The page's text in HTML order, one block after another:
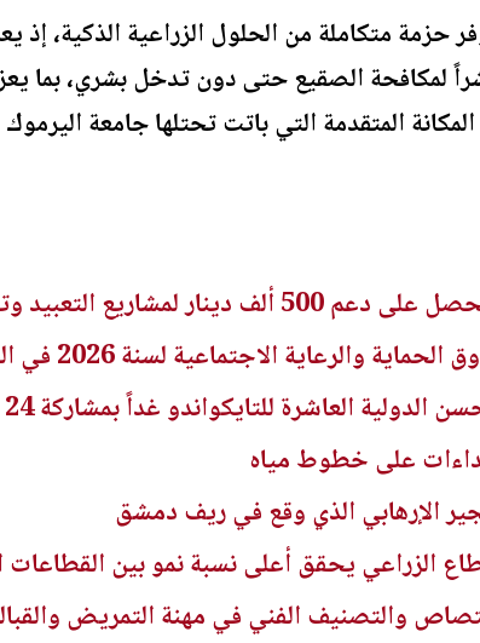
حزمة متكاملة من الحلول الزراعية الذكية، إذ
لمكافحة الصقيع حتى دون تدخل بشري، بما
المتقدمة التي باتت تحتلها جامعة
التعبيد وتصريف مياه الأمطار
الاجتماعية لسنة 2026 في الجريدة الرسمية
الدولية العاشرة للتايكواندو غداً بمشاركة 24 دولة
على خطوط مياه
الإرهابي الذي وقع في ريف دمشق
الزراعي يحقق أعلى نسبة نمو بين القطاعات
الفني في مهنة التمريض والقبالة لسنة 2026 في